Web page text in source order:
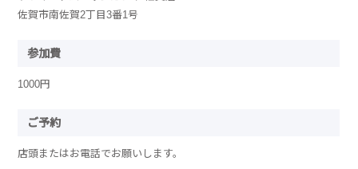
佐賀市南佐賀2丁目3番1号
参加費
1000円
ご予約
店頭またはお電話でお願いします。